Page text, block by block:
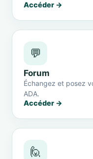
Accéder →
💬
Forum
Échangez et posez
ADA.
Accéder →
🙋